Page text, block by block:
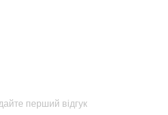
перший відгук